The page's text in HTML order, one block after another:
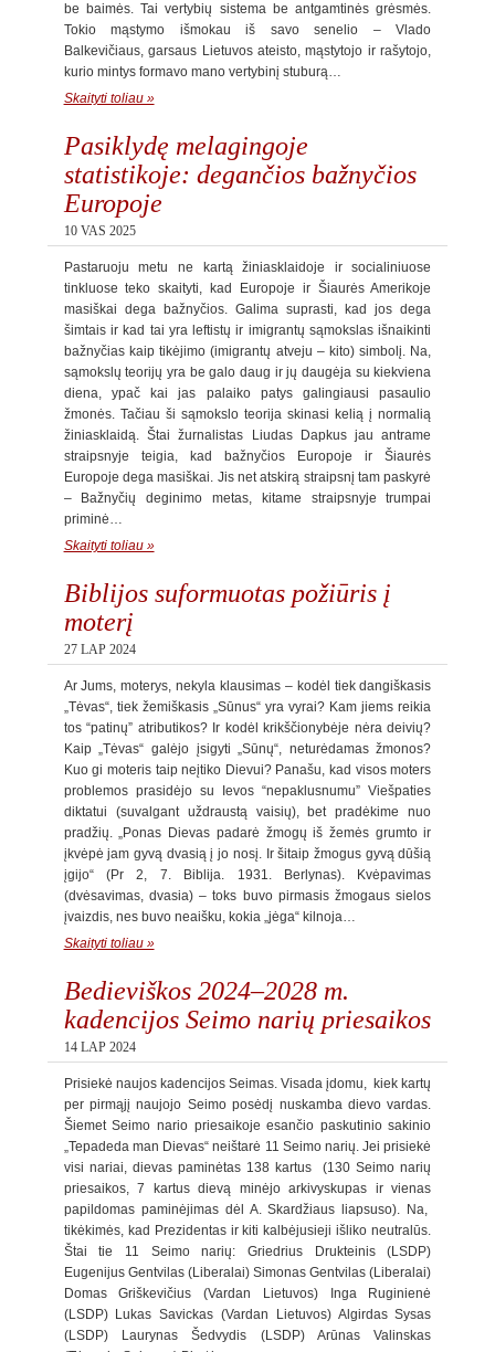
be baimės. Tai vertybių sistema be antgamtinės grėsmės.
Tokio mąstymo išmokau iš savo senelio – Vlado
Balkevičiaus, garsaus Lietuvos ateisto, mąstytojo ir rašytojo,
kurio mintys formavo mano vertybinį stuburą…
Skaityti toliau »
Pasiklydę melagingoje
statistikoje: degančios bažnyčios
Europoje
10 VAS 2025
Pastaruoju metu ne kartą žiniasklaidoje ir socialiniuose
tinkluose teko skaityti, kad Europoje ir Šiaurės Amerikoje
masiškai dega bažnyčios. Galima suprasti, kad jos dega
šimtais ir kad tai yra leftistų ir imigrantų sąmokslas išnaikinti
bažnyčias kaip tikėjimo (imigrantų atveju – kito) simbolį. Na,
sąmokslų teorijų yra be galo daug ir jų daugėja su kiekviena
diena, ypač kai jas palaiko patys galingiausi pasaulio
žmonės. Tačiau ši sąmokslo teorija skinasi kelią į normalią
žiniasklaidą. Štai žurnalistas Liudas Dapkus jau antrame
straipsnyje teigia, kad bažnyčios Europoje ir Šiaurės
Europoje dega masiškai. Jis net atskirą straipsnį tam paskyrė
– Bažnyčių deginimo metas, kitame straipsnyje trumpai
priminė…
Skaityti toliau »
Biblijos suformuotas požiūris į
moterį
27 LAP 2024
Ar Jums, moterys, nekyla klausimas – kodėl tiek dangiškasis
„Tėvas“, tiek žemiškasis „Sūnus“ yra vyrai? Kam jiems reikia
tos “patinų” atributikos? Ir kodėl krikščionybėje nėra deivių?
Kaip „Tėvas“ galėjo įsigyti „Sūnų“, neturėdamas žmonos?
Kuo gi moteris taip neįtiko Dievui? Panašu, kad visos moters
problemos prasidėjo su Ievos “nepaklusnumu” Viešpaties
diktatui (suvalgant uždraustą vaisių), bet pradėkime nuo
pradžių. „Ponas Dievas padarė žmogų iš žemės grumto ir
įkvėpė jam gyvą dvasią į jo nosį. Ir šitaip žmogus gyvą dūšią
įgijo“ (Pr 2, 7. Biblija. 1931. Berlynas). Kvėpavimas
(dvėsavimas, dvasia) – toks buvo pirmasis žmogaus sielos
įvaizdis, nes buvo neaišku, kokia „jėga“ kilnoja…
Skaityti toliau »
Bedieviškos 2024–2028 m.
kadencijos Seimo narių priesaikos
14 LAP 2024
Prisiekė naujos kadencijos Seimas. Visada įdomu, kiek kartų
per pirmąjį naujojo Seimo posėdį nuskamba dievo vardas.
Šiemet Seimo nario priesaikoje esančio paskutinio sakinio
„Tepadeda man Dievas“ neištarė 11 Seimo narių. Jei prisiekė
visi nariai, dievas paminėtas 138 kartus (130 Seimo narių
priesaikos, 7 kartus dievą minėjo arkivyskupas ir vienas
papildomas paminėjimas dėl A. Skardžiaus liapsuso). Na,
tikėkimės, kad Prezidentas ir kiti kalbėjusieji išliko neutralūs.
Štai tie 11 Seimo narių: Griedrius Drukteinis (LSDP)
Eugenijus Gentvilas (Liberalai) Simonas Gentvilas (Liberalai)
Domas Griškevičius (Vardan Lietuvos) Inga Ruginienė
(LSDP) Lukas Savickas (Vardan Lietuvos) Algirdas Sysas
(LSDP) Laurynas Šedvydis (LSDP) Arūnas Valinskas